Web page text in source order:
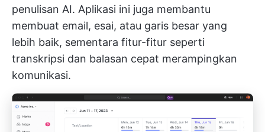
penulisan AI. Aplikasi ini juga membantu
membuat email, esai, atau garis besar yang
lebih baik, sementara fitur-fitur seperti
transkripsi dan balasan cepat merampingkan
komunikasi.